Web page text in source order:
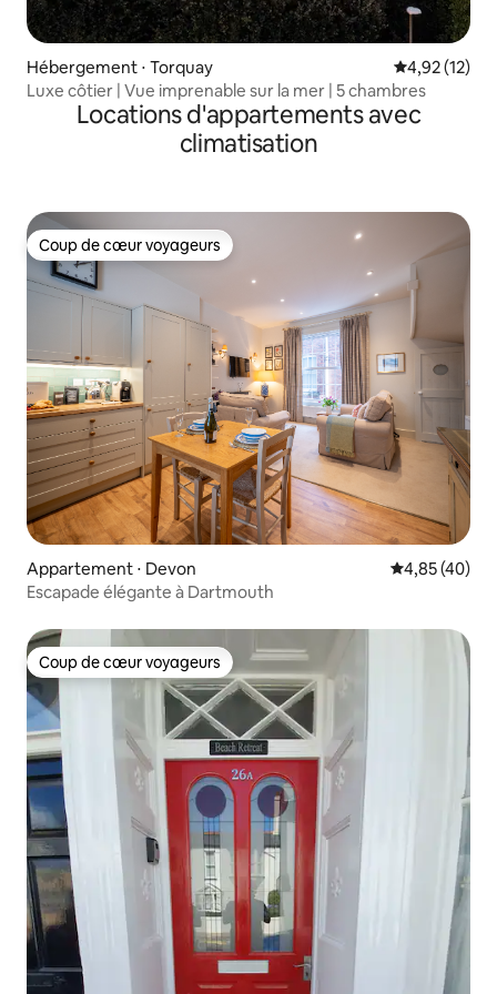
Hébergement ⋅ Torquay Évaluation
4,92 (12)
Luxe côtier | Vue imprenable sur la mer | 5 chambres
Locations d'appartements avec
climatisation
Coup de cœur voyageurs
Coup de cœur voyageurs
Appartement ⋅ Devon Évaluation
4,85 (40)
Escapade élégante à Dartmouth
Coup de cœur voyageurs
Coup de cœur voyageurs